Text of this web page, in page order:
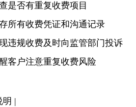
是否有重复收费项目
所有收费凭证和沟通记录
违规收费及时向监管部门投诉
客户注意重复收费风险
明 |